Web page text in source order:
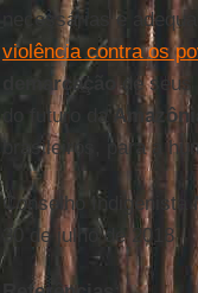
necessárias e
violência contra os
demarcação de seus
do futuro da
brasileiros, para a
Conselho Indigenista
30 de julho de 2018